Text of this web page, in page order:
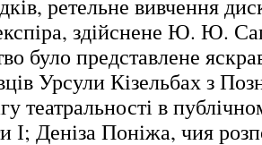
ретельне вивчення
здійснене Ю. Ю.
було представлене
Урсули Кізельбах з
театральності в
І; Деніза Поніжа, чия